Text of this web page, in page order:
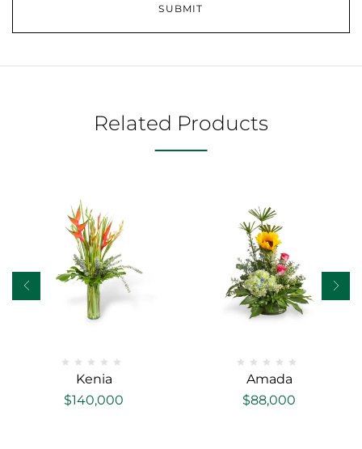
Related Products
Kenia
$140,000
Amada
$88,000